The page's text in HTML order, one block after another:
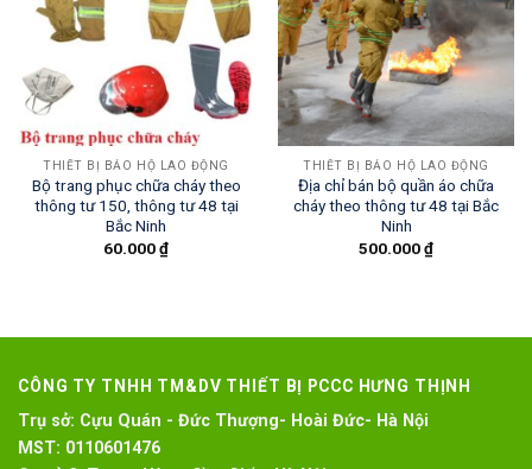
THIẾT BỊ BẢO HỘ LAO ĐỘNG
Bộ trang phục chữa cháy theo
thông tư 150, thông tư 48 tại
Bắc Ninh
60.000₫
THIẾT BỊ BẢO HỘ LAO ĐỘNG
Địa chỉ bán bộ quần áo chữa
cháy theo thông tư 48 tại Bắc
Ninh
500.000₫
CÔNG TY TNHH TM&DV THIẾT BỊ PCCC HƯNG THỊNH
Trụ sở: Cựu Quán - Đức Thượng- Hoài Đức- Hà Nội
MST: 0110601476